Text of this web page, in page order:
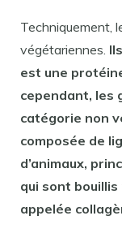
Techniquement,
végétariennes.
est une
cependant, les
catégorie non
composée de
d’animaux,
qui sont
appelée